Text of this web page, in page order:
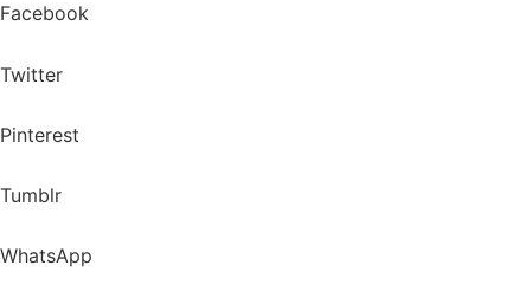
Facebook
Twitter
Pinterest
Tumblr
WhatsApp